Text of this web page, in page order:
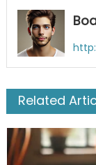
Related